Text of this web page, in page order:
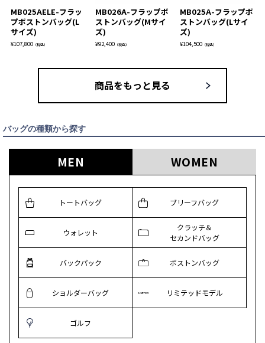
MB025AELE-フラッ
プボストンバッグ(L
サイズ)
¥107,800 （税込）
MB026A-フラップボ
ストンバッグ(Mサイ
ズ)
¥92,400 （税込）
MB025A-フラップボ
ストンバッグ(Lサイ
ズ)
¥104,500 （税込）
商品をもっと見る
バッグの種類から探す
MEN WOMEN
トートバッグ ブリーフバッグ
ウォレット
クラッチ＆
セカンドバッグ
バックパック ボストンバッグ
ショルダーバッグ リミテッドモデル
ゴルフ